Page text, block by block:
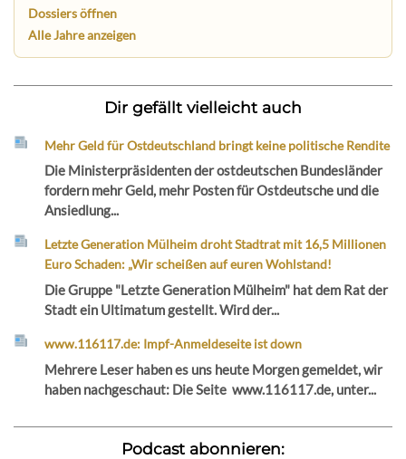
Dossiers öffnen
Alle Jahre anzeigen
Dir gefällt vielleicht auch
Mehr Geld für Ostdeutschland bringt keine politische Rendite
Die Ministerpräsidenten der ostdeutschen Bundesländer
fordern mehr Geld, mehr Posten für Ostdeutsche und die
Ansiedlung...
Letzte Generation Mülheim droht Stadtrat mit 16,5 Millionen
Euro Schaden: „Wir scheißen auf euren Wohlstand!
Die Gruppe "Letzte Generation Mülheim" hat dem Rat der
Stadt ein Ultimatum gestellt. Wird der...
www.116117.de: Impf-Anmeldeseite ist down
Mehrere Leser haben es uns heute Morgen gemeldet, wir
haben nachgeschaut: Die Seite www.116117.de, unter...
Podcast abonnieren: